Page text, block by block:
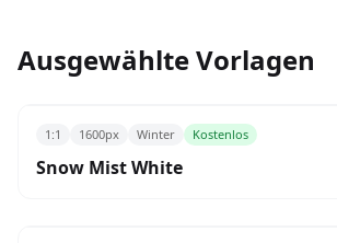
Ausgewählte Vorlagen
1:1 1600px Winter Kostenlos
Snow Mist White